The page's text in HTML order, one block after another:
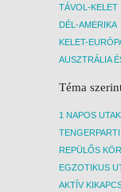
TÁVOL-KELET
DÉL-AMERIKA
KELET-
AUSZTRÁLIA
Téma
1 NAPOS UTAK
REPÜLŐS
EGZOTIKUS
AKTÍV